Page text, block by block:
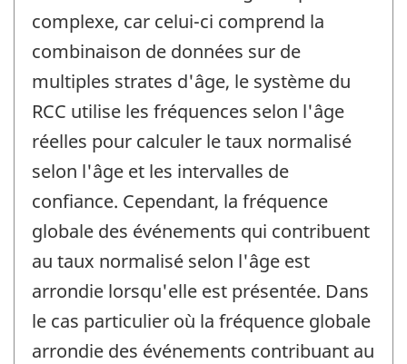
complexe, car celui-ci comprend la
combinaison de données sur de
multiples strates d'âge, le système du
RCC utilise les fréquences selon l'âge
réelles pour calculer le taux normalisé
selon l'âge et les intervalles de
confiance. Cependant, la fréquence
globale des événements qui contribuent
au taux normalisé selon l'âge est
arrondie lorsqu'elle est présentée. Dans
le cas particulier où la fréquence globale
arrondie des événements contribuant au